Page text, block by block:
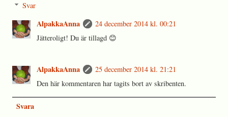
Svar
AlpakkaAnna
24 december 2014 kl. 00:21
Jätteroligt! Du är tillagd 😊
AlpakkaAnna
25 december 2014 kl. 21:21
Den här kommentaren har tagits bort av skribenten.
Svara